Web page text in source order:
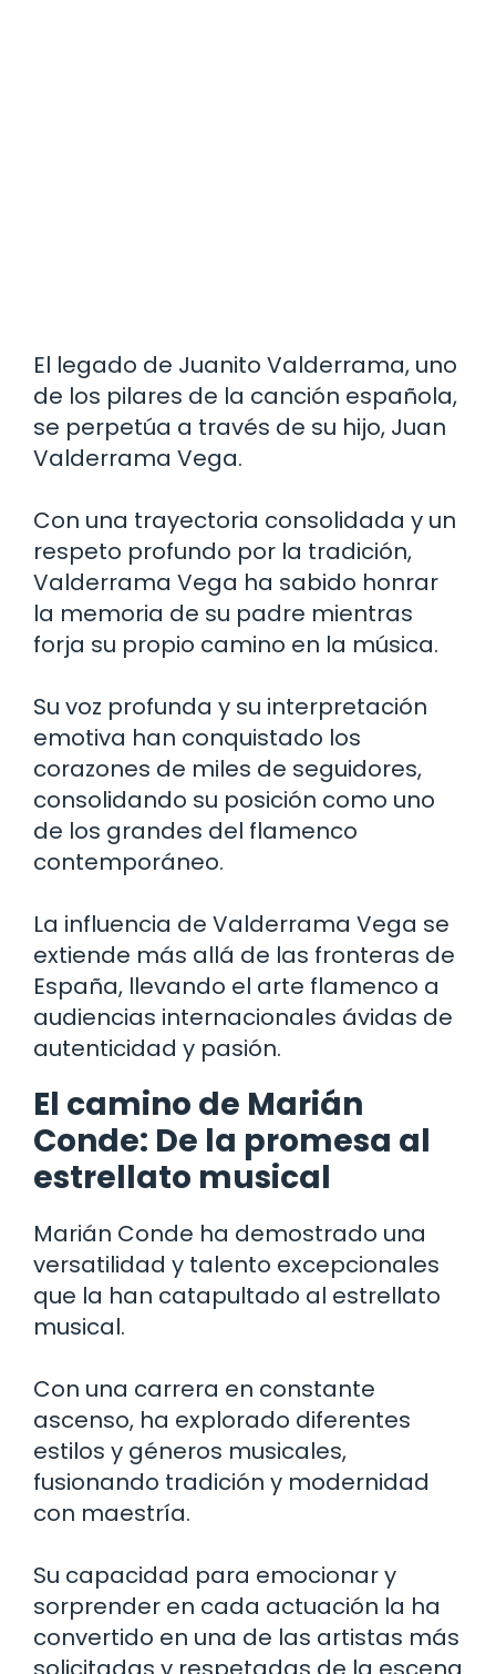
El legado de Juanito Valderrama, uno
de los pilares de la canción española,
se perpetúa a través de su hijo, Juan
Valderrama Vega.
Con una trayectoria consolidada y un
respeto profundo por la tradición,
Valderrama Vega ha sabido honrar
la memoria de su padre mientras
forja su propio camino en la música.
Su voz profunda y su interpretación
emotiva han conquistado los
corazones de miles de seguidores,
consolidando su posición como uno
de los grandes del flamenco
contemporáneo.
La influencia de Valderrama Vega se
extiende más allá de las fronteras de
España, llevando el arte flamenco a
audiencias internacionales ávidas de
autenticidad y pasión.
El camino de Marián
Conde: De la promesa al
estrellato musical
Marián Conde ha demostrado una
versatilidad y talento excepcionales
que la han catapultado al estrellato
musical.
Con una carrera en constante
ascenso, ha explorado diferentes
estilos y géneros musicales,
fusionando tradición y modernidad
con maestría.
Su capacidad para emocionar y
sorprender en cada actuación la ha
convertido en una de las artistas más